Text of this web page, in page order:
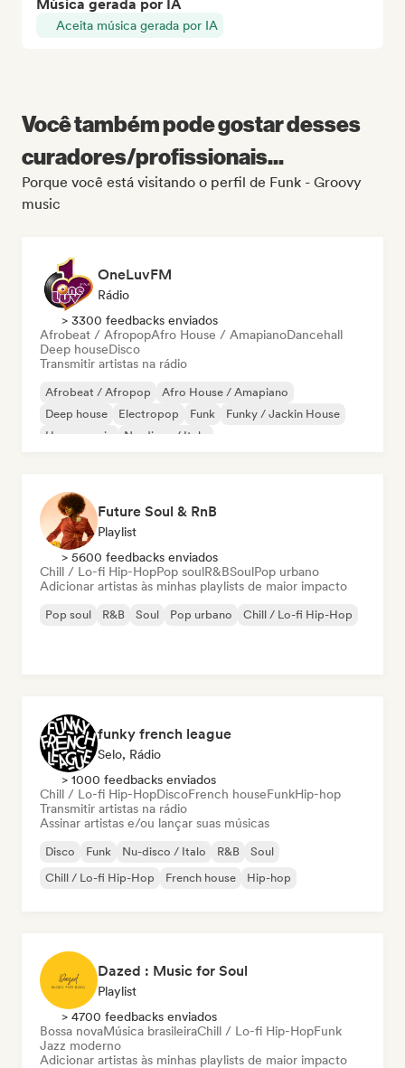
Música gerada por IA
Aceita música gerada por IA
Você também pode gostar desses
curadores/profissionais...
Porque você está visitando o perfil de Funk - Groovy
music
OneLuvFM
Rádio
> 3300 feedbacks enviados
Afrobeat / AfropopAfro House / AmapianoDancehall
Deep houseDisco
Transmitir artistas na rádio
Afrobeat / Afropop
Afro House / Amapiano
Deep house
Electropop Funk
Funky / Jackin House
House music
Nu-disco / Italo
Future Soul & RnB
Playlist
> 5600 feedbacks enviados
Chill / Lo-fi Hip-HopPop soulR&BSoulPop urbano
Adicionar artistas às minhas playlists de maior impacto
Pop soul R&B Soul Pop urbano Chill / Lo-fi Hip-Hop
funky french league
Selo, Rádio
> 1000 feedbacks enviados
Chill / Lo-fi Hip-HopDiscoFrench houseFunkHip-hop
Transmitir artistas na rádio
Assinar artistas e/ou lançar suas músicas
Disco Funk Nu-disco / Italo R&B
Soul
Chill / Lo-fi Hip-Hop
French house Hip-hop
Dazed : Music for Soul
Playlist
> 4700 feedbacks enviados
Bossa novaMúsica brasileiraChill / Lo-fi Hip-HopFunk
Jazz moderno
Adicionar artistas às minhas playlists de maior impacto